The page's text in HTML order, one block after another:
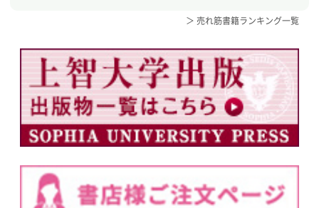
＞ 売れ筋書籍ランキング一覧